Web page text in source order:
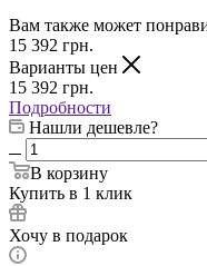
Вам также может
15 392 грн.
Варианты цен
15 392 грн.
Подробности
Нашли дешевле?
В корзину
Купить в 1 клик
Хочу в подарок